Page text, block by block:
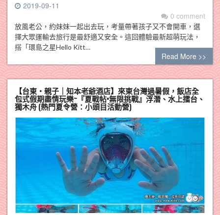
2019-09-11
0 comment
放風老公，約妹妹一起出去玩，考量帶著孩子又不會開車，選
擇大眾運輸去旅行是最舒適又安全。這回體驗最新超萌玩法，
搭「環島之星Hello Kitt…
Read More >>
【台東・親子｜知本老爺酒店】來東台灣過暑假，飯店全
包式假期盡情玩樂~『夏戰帖•無限挑戰』浮潛、水上擂台、
獨木舟 (熱門夏令營：小頭目活動營)